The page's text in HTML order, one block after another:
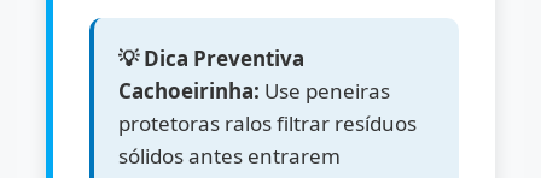
💡 Dica Preventiva
Cachoeirinha: Use peneiras
protetoras ralos filtrar resíduos
sólidos antes entrarem